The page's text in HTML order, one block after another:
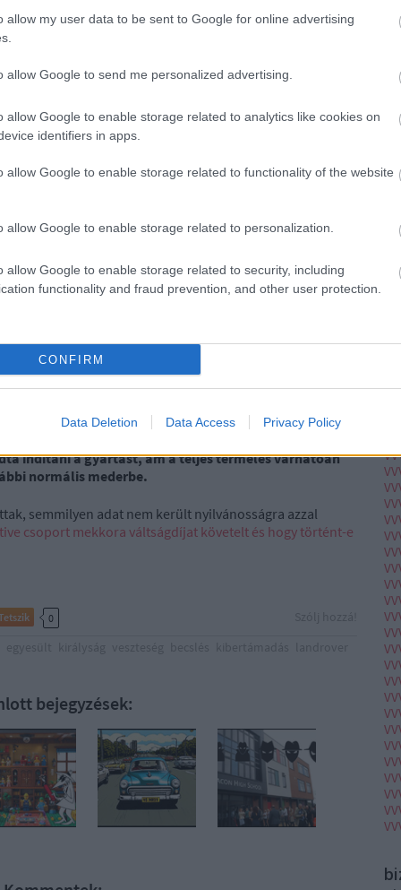
allow my user data to be sent to Google for online advertising
allow Google to send me personalized advertising.
allow Google to enable storage related to analytics like cookies on
identifiers in apps.
allow Google to enable storage related to functionality of the website
allow Google to enable storage related to personalization.
allow Google to enable storage related to security, including
functionality and fraud prevention, and other user protection.
CONFIRM
Data Deletion Data Access Privacy Policy
feltételez, kihagyva a szlovák, kínai és indiai
​​hatást veszi figyelembe, magyarán kizárólag a brit
bekövetkezett zavarokat próbálja itt
teljes helyreállításáig további késedelmek lépnek fel,
1.5 milliárd font támogatással kellett közbelépnie
újraindításával.
indítani a gyártást, ám a teljes termelés várhatóan
normális mederbe.
semmilyen adat nem került nyilvánosságra azzal
csoport mekkora váltságdíjat követelt és hogy történt-e
0
bejegyzések: